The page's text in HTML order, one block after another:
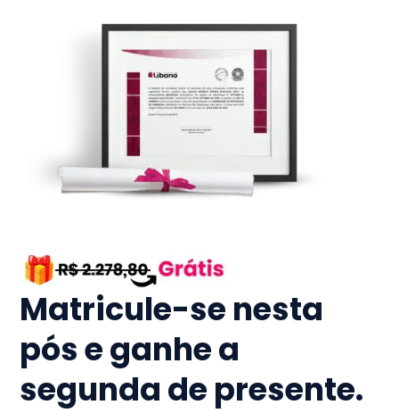
Matricule-se nesta
pós e ganhe a
segunda de presente.